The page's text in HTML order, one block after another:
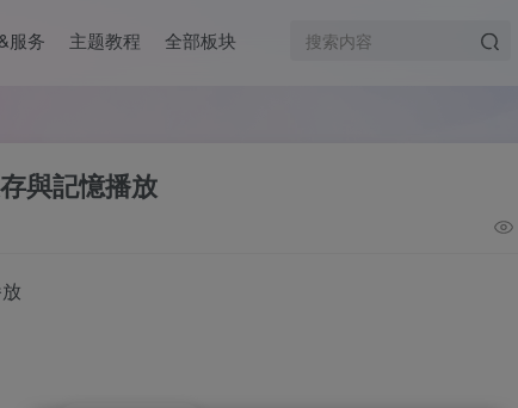
服务 主题教程 全部板块
與記憶播放